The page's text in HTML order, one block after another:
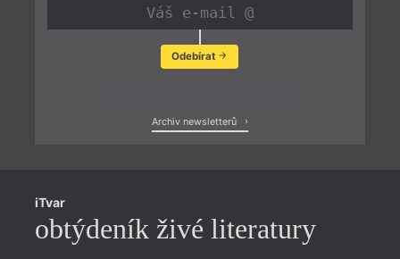
Odebírat
Archiv newsletterů
iTvar
obtýdeník živé literatury